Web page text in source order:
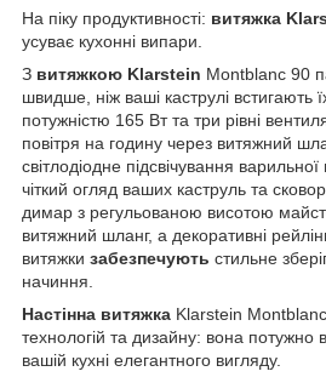
На піку продуктивності: витяжка
усуває кухонні випари.
З витяжкою Klarstein Montblanc 90
швидше, ніж ваші каструлі встигають
потужністю 165 Вт та три рівні
повітря на годину через витяжний
світлодіодне підсвічування
чіткий огляд ваших каструль та
димар з регульованою висотою
витяжний шланг, а декоративні
витяжки забезпечують стильне
начиння.
Настінна витяжка Klarstein
технологій та дизайну: вона
вашій кухні елегантного вигляду.